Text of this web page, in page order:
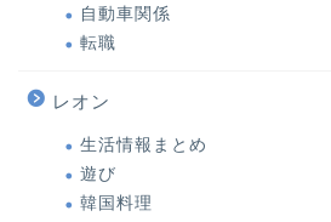
自動車関係
転職
レオン
生活情報まとめ
遊び
韓国料理